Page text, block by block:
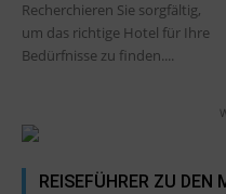
Recherchieren Sie sorgfältig,
um das richtige Hotel für Ihre
Bedürfnisse zu finden....
REISEFÜHRER ZU DEN